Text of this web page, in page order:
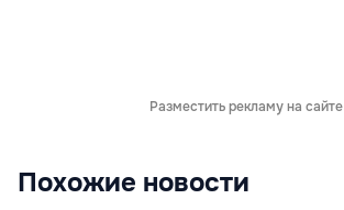
Разместить рекламу на сайте
Похожие новости